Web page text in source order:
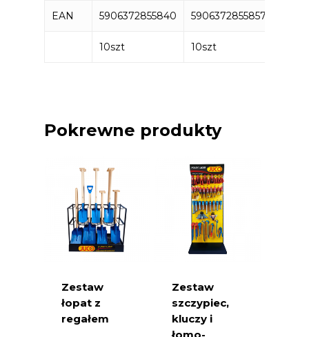
EAN 5906372855840 5906372855857
10szt 10szt
Pokrewne produkty
Zestaw
łopat z
regałem
Zestaw
szczypiec,
kluczy i